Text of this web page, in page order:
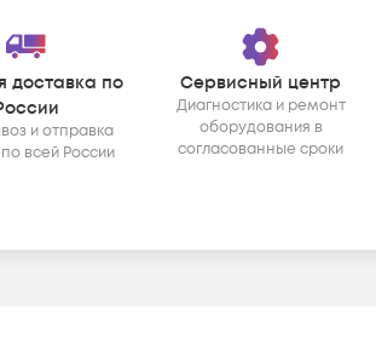
доставка по
и отправка
всей России
Сервисный центр
Диагностика и ремонт
оборудования в
согласованные сроки